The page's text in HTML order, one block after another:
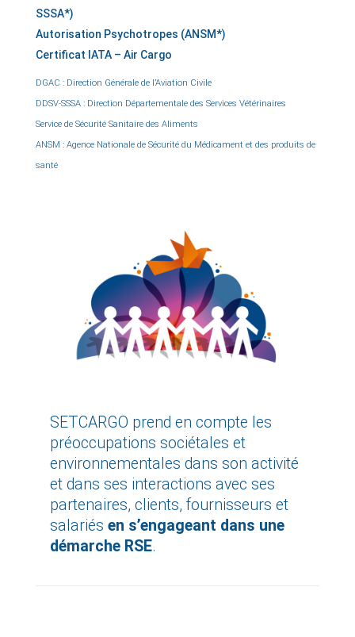
SSSA*)
Autorisation Psychotropes (ANSM*)
Certificat IATA – Air Cargo
DGAC : Direction Générale de l’Aviation Civile
DDSV-SSSA : Direction Départementale des Services Vétérinaires
Service de Sécurité Sanitaire des Aliments
ANSM : Agence Nationale de Sécurité du Médicament et des produits de
santé
SETCARGO prend en compte les
préoccupations sociétales et
environnementales dans son activité
et dans ses interactions avec ses
partenaires, clients, fournisseurs et
salariés en s’engageant dans une
démarche RSE.